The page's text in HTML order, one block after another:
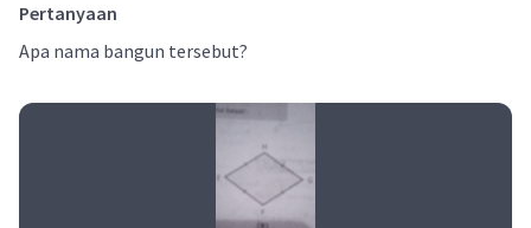
Pertanyaan
Apa nama bangun tersebut?